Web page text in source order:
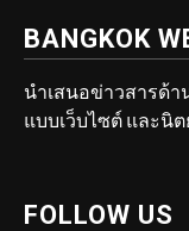
BANGKOK
นำเสนอข่าวสารด้า
แบบเว็บไซต์ และนิ
FOLLOW US